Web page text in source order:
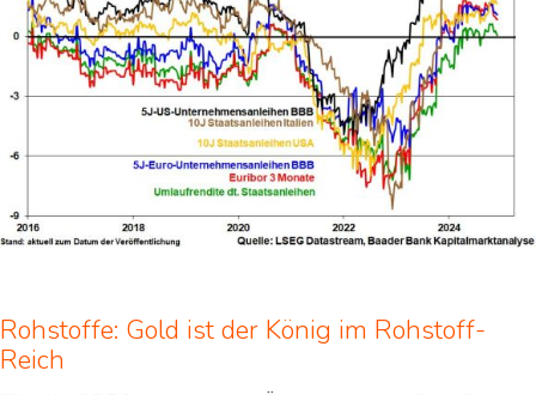
Rohstoffe: Gold ist der König im Rohstoff-
Reich